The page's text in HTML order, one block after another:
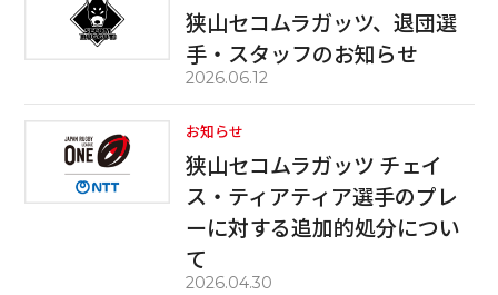
狭山セコムラガッツ、退団選
手・スタッフのお知らせ
2026.06.12
お知らせ
狭山セコムラガッツ チェイ
ス・ティアティア選手のプレ
ーに対する追加的処分につい
て
2026.04.30